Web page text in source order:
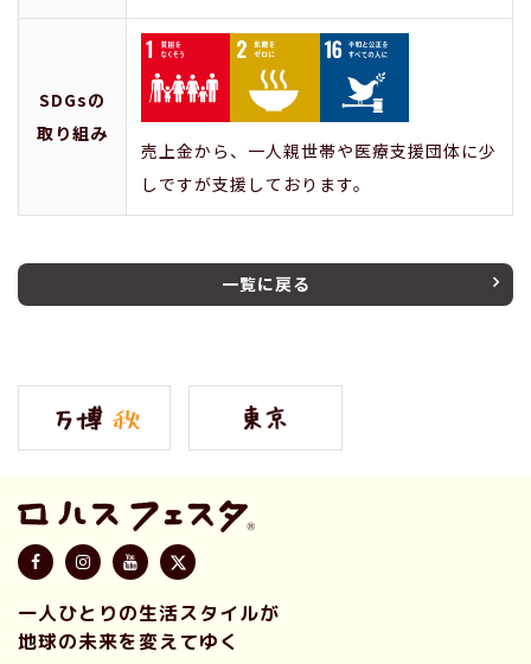
SDGsの
取り組み
売上金から、一人親世帯や医療支援団体に少
しですが支援しております。
一覧に戻る
一人ひとりの生活スタイルが
地球の未来を変えてゆく